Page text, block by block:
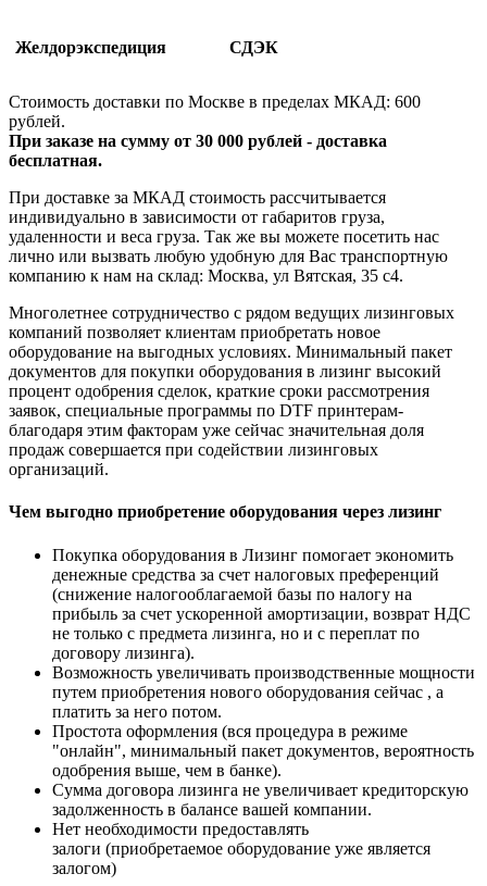
Желдорэкспедиция СДЭК
Стоимость доставки по Москве в пределах МКАД: 600
рублей.
При заказе на сумму от 30 000 рублей - доставка
бесплатная.
При доставке за МКАД стоимость рассчитывается
индивидуально в зависимости от габаритов груза,
удаленности и веса груза. Так же вы можете посетить нас
лично или вызвать любую удобную для Вас транспортную
компанию к нам на склад: Москва, ул Вятская, 35 c4.
Многолетнее сотрудничество с рядом ведущих лизинговых
компаний позволяет клиентам приобретать новое
оборудование на выгодных условиях. Минимальный пакет
документов для покупки оборудования в лизинг высокий
процент одобрения сделок, краткие сроки рассмотрения
заявок, специальные программы по DTF принтерам-
благодаря этим факторам уже сейчас значительная доля
продаж совершается при содействии лизинговых
организаций.
Чем выгодно приобретение оборудования через лизинг
Покупка оборудования в Лизинг помогает экономить
денежные средства за счет налоговых преференций
(снижение налогооблагаемой базы по налогу на
прибыль за счет ускоренной амортизации, возврат НДС
не только с предмета лизинга, но и с переплат по
договору лизинга).
Возможность увеличивать производственные мощности
путем приобретения нового оборудования сейчас , а
платить за него потом.
Простота оформления (вся процедура в режиме
"онлайн", минимальный пакет документов, вероятность
одобрения выше, чем в банке).
Сумма договора лизинга не увеличивает кредиторскую
задолженность в балансе вашей компании.
Нет необходимости предоставлять
залоги (приобретаемое оборудование уже является
залогом)